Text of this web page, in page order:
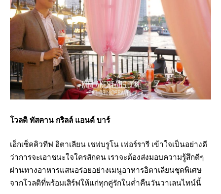
โวลติ ทัสคาน กริลล์ แอนด์ บาร์
เอ็กเซ็คคิวทีฟ อิตาเลียน เชฟบรูโน เฟอร์รารี เข้าใจเป็นอย่างดี
ว่าการจะเอาชนะใจใครสักคน เราจะต้องส่งมอบความรู้สึกดีๆ
ผ่านทางอาหารแสนอร่อยอย่างเมนูอาหารอิตาเลียนชุดพิเศษ
จากโวลติที่พร้อมเสิร์ฟให้แก่ทุกคู่รักในค่ำคืนวันวาเลนไทน์นี้